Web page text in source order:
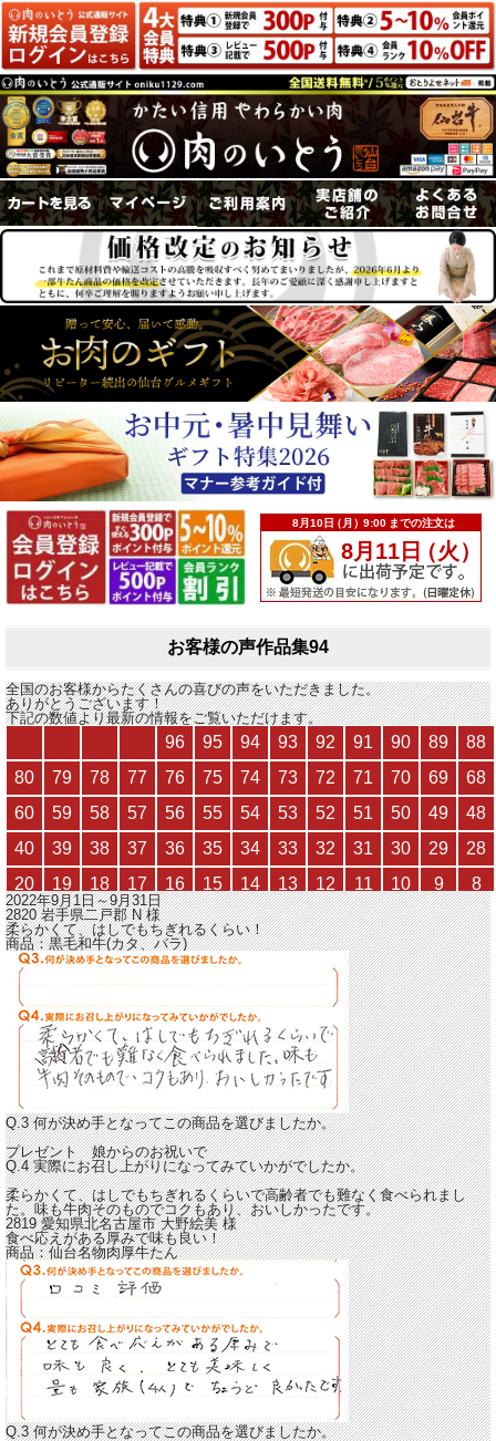
お客様の声作品集94
全国のお客様からたくさんの喜びの声をいただきました。
ありがとうございます！
下記の数値より最新の情報をご覧いただけます。
2022年9月1日～9月31日
2820 岩手県二戸郡N様
柔らかくて、はしでもちぎれるくらい！
商品：黒毛和牛(カタ、バラ)
Q.3 何が決め手となってこの商品を選びましたか。
プレゼント 娘からのお祝いで
Q.4 実際にお召し上がりになってみていかがでしたか。
柔らかくて、はしでもちぎれるくらいで高齢者でも難なく食べられまし
た。味も牛肉そのものでコクもあり、おいしかったです。
2819 愛知県北名古屋市大野絵美様
食べ応えがある厚みで味も良い！
商品：仙台名物肉厚牛たん
Q.3 何が決め手となってこの商品を選びましたか。